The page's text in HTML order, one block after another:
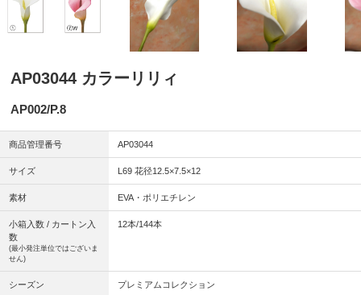
AP03044 カラーリリィ
AP002/P.8
商品管理番号 AP03044
サイズ L69 花径12.5×7.5×12
素材 EVA・ポリエチレン
小箱入数 / カートン入
数
(最小発注単位ではございま
せん)
12本/144本
シーズン プレミアムコレクション